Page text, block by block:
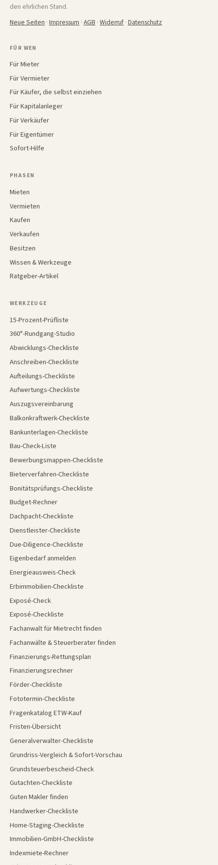
den ehrlichen Stand.
Neue Seiten · Impressum · AGB · Widerruf · Datenschutz
FÜR WEN
Für Mieter
Für Vermieter
Für Käufer, die selbst einziehen
Für Kapitalanleger
Für Verkäufer
Für Eigentümer
Sofort-Hilfe
PHASEN
Mieten
Vermieten
Kaufen
Verkaufen
Besitzen
Wissen & Werkzeuge
Ratgeber-Artikel
WERKZEUGE
15-Prozent-Prüfliste
360°-Rundgang-Studio
Abwicklungs-Checkliste
Anschreiben-Checkliste
Aufteilungs-Checkliste
Aufwertungs-Checkliste
Auszugsvereinbarung
Balkonkraftwerk-Checkliste
Bankunterlagen-Checkliste
Bau-Check-Liste
Bewerbungsmappen-Checkliste
Bieterverfahren-Checkliste
Bonitätsprüfungs-Checkliste
Budget-Rechner
Dachpacht-Checkliste
Dienstleister-Checkliste
Due-Diligence-Checkliste
Eigenbedarf anmelden
Energieausweis-Check
Erbimmobilien-Checkliste
Exposé-Check
Exposé-Checkliste
Fachanwalt für Mietrecht finden
Fachanwälte & Steuerberater finden
Finanzierungs-Rettungsplan
Finanzierungsrechner
Förder-Checkliste
Fototermin-Checkliste
Fragenkatalog ETW-Kauf
Fristen-Übersicht
Generalverwalter-Checkliste
Grundriss-Vergleich & Sofort-Vorschau
Grundsteuerbescheid-Check
Gutachten-Checkliste
Guten Makler finden
Handwerker-Checkliste
Home-Staging-Checkliste
Immobilien-GmbH-Checkliste
Indexmiete-Rechner